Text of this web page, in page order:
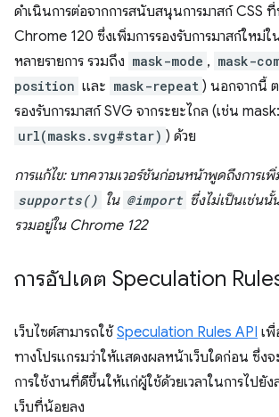
ดำเนินการต่อจากการสนับสนุนการมาสก์ CSS
Chrome 120 ซึ่งเพิ่มการรองรับการมาสก์ใหม่ใ
หลายรายการ รวมถึง mask-mode , mask-
position และ mask-repeat ) นอกจากนี้
รองรับการมาสก์ SVG จากระยะไกล (เช่น mask:
url(masks.svg#star) ) ด้วย
การแก้ไข: บทความเวอร์ชันก่อนหน้าพูดถึงการเพิ่
supports() ใน @import ซึ่งไม่เป็นเช่น
รวมอยู่ใน Chrome 122
การอัปเดต Speculation
เว็บไซต์สามารถใช้ Speculation Rules API เ
ทางโปรแกรมว่าให้แสดงผลหน้าเว็บใดก่อน ซึ่ง
การใช้งานที่ดีขึ้นให้แก่ผู้ใช้ด้วยเวลาในการไปยั
เว็บที่น้อยลง